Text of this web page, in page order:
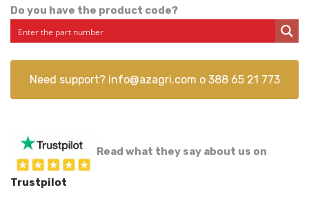
Do you have the product code?
Need support? info@azagri.com o 388 65 21 773
Read what they say about us on
Trustpilot